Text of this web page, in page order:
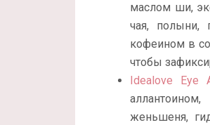
маслом ши,
чая, полыни,
кофеином в
чтобы
Idealove Eye
женьшеня,